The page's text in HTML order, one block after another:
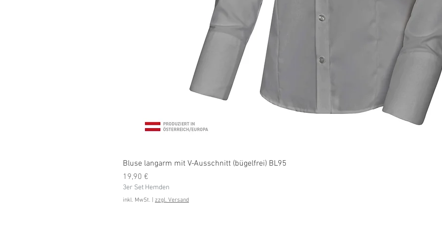
Bluse langarm mit V-Ausschnitt (bügelfrei) BL95
Preis
19,90 €
3er Set Hemden
inkl. MwSt. zzgl. Versand